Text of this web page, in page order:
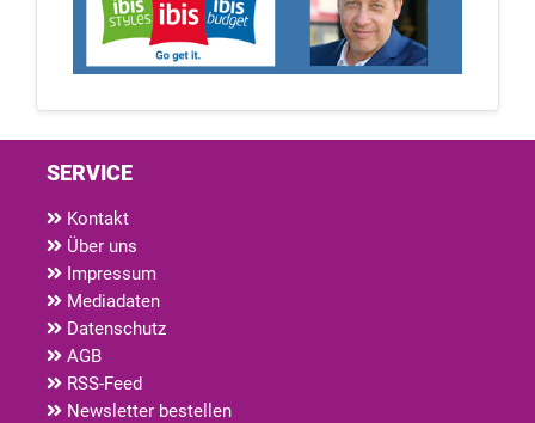
SERVICE
Kontakt
Über uns
Impressum
Mediadaten
Datenschutz
AGB
RSS-Feed
Newsletter bestellen